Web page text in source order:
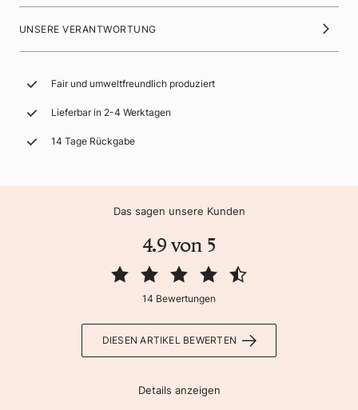
UNSERE VERANTWORTUNG
Fair und umweltfreundlich produziert
Lieferbar in 2-4 Werktagen
14 Tage Rückgabe
Das sagen unsere Kunden
4.9 von 5
14 Bewertungen
DIESEN ARTIKEL BEWERTEN
Details anzeigen